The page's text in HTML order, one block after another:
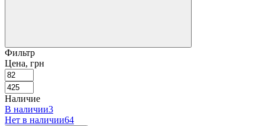
Фильтр
Цена, грн
Наличие
В наличии3
Нет в наличии64